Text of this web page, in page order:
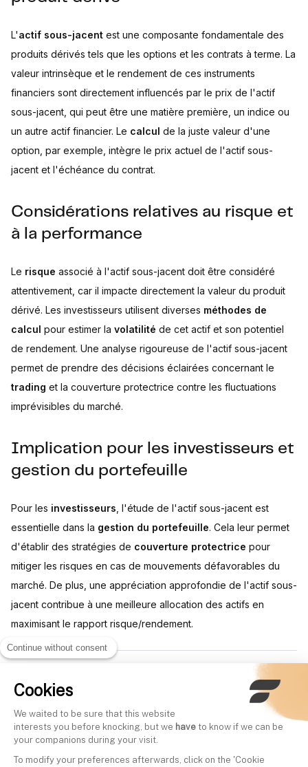
Continue without consent
Cookies
We waited to be sure that this website
interests you before knocking, but we have to know if we can be
your companions during your visit.
To modify your preferences afterwards, click on the 'Cookie
L'actif sous-jacent est une composante fondamentale des
produits dérivés tels que les options et les contrats à terme. La
valeur intrinsèque et le rendement de ces instruments
financiers sont directement influencés par le prix de l'actif
sous-jacent, qui peut être une matière première, un indice ou
un autre actif financier. Le calcul de la juste valeur d'une
option, par exemple, intègre le prix actuel de l'actif sous-
jacent et l'échéance du contrat.
Considérations relatives au risque et
à la performance
Le risque associé à l'actif sous-jacent doit être considéré
attentivement, car il impacte directement la valeur du produit
dérivé. Les investisseurs utilisent diverses méthodes de
calcul pour estimer la volatilité de cet actif et son potentiel
de rendement. Une analyse rigoureuse de l'actif sous-jacent
permet de prendre des décisions éclairées concernant le
trading et la couverture protectrice contre les fluctuations
imprévisibles du marché.
Implication pour les investisseurs et
gestion du portefeuille
Pour les investisseurs , l'étude de l'actif sous-jacent est
essentielle dans la gestion du portefeuille. Cela leur permet
d'établir des stratégies de couverture protectrice pour
mitiger les risques en cas de mouvements défavorables du
marché. De plus, une appréciation approfondie de l'actif sous-
jacent contribue à une meilleure allocation des actifs en
maximisant le rapport risque/rendement.
Mounir Laggoune
Mounir is the co-founder and CEO of Finary. He is passionate
Friday on BFM Business on the show "Tout pour investir", as